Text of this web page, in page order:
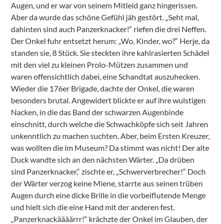
Augen, und er war von seinem Mitleid ganz hingerissen.
Aber da wurde das schöne Gefühl jäh gestört. „Seht mal,
dahinten sind auch Panzerknacker!“ riefen die drei Neffen.
Der Onkel fuhr entsetzt herum: „Wo, Kinder, wo?“ Herje, da
standen sie, 8 Stück. Sie steckten ihre kahlrasierten Schädel
mit den viel zu kleinen Prolo-Mützen zusammen und
waren offensichtlich dabei, eine Schandtat auszuhecken.
Wieder die 176er Brigade, dachte der Onkel, die waren
besonders brutal. Angewidert blickte er auf ihre wulstigen
Nacken, in die das Band der schwarzen Augenbinde
einschnitt, durch welche die Schwachköpfe sich seit Jahren
unkenntlich zu machen suchten. Aber, beim Ersten Kreuzer,
was wollten die im Museum? Da stimmt was nicht! Der alte
Duck wandte sich an den nächsten Wärter. „Da drüben
sind Panzerknacker,“ zischte er, „Schwerverbrecher!“ Doch
der Wärter verzog keine Miene, starrte aus seinen trüben
Augen durch eine dicke Brille in die vorbeiflutende Menge
und hielt sich die eine Hand mit der anderen fest.
„Panzerknackäääärrr!“ krächzte der Onkel im Glauben, der